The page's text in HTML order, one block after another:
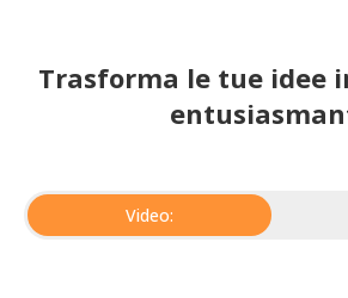
Trasforma le tue idee
Video: